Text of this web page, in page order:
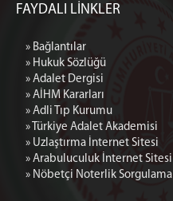
FAYDALI LİNKLER
» Bağlantılar
» Hukuk Sözlüğü
» Adalet Dergisi
» AİHM Kararları
» Adli Tıp Kurumu
» Türkiye Adalet Akademisi
» Uzlaştırma İnternet Sitesi
» Arabuluculuk İnternet Sitesi
» Nöbetçi Noterlik Sorgulama